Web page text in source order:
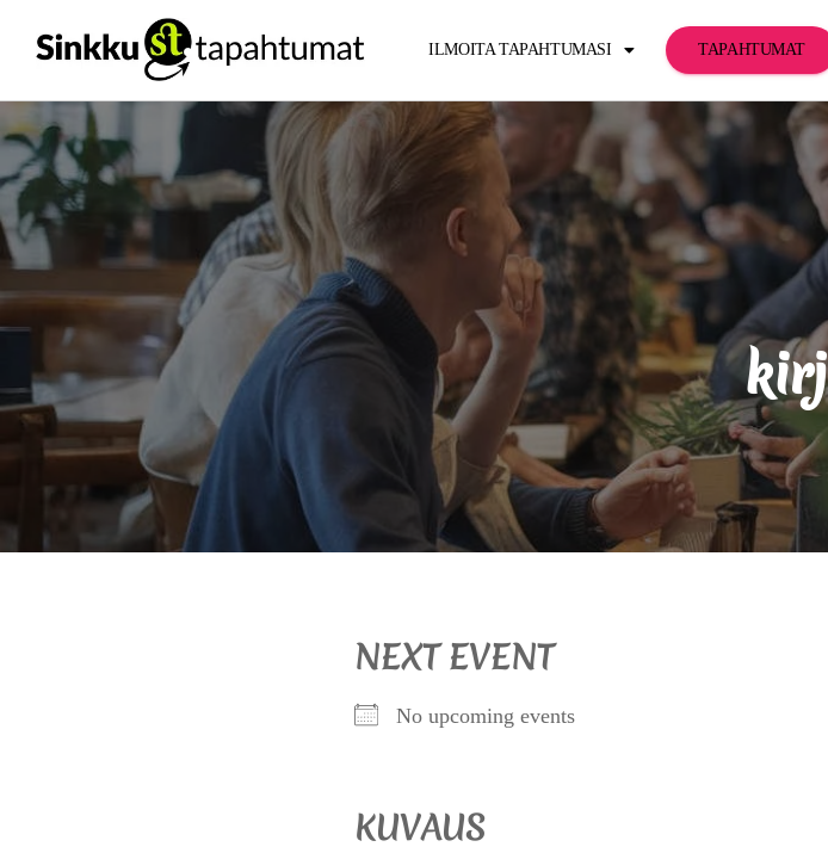
ILMOITA TAPAHTUMASI TAPAHTUMAT
NEXT EVENT
No upcoming events
KUVAUS